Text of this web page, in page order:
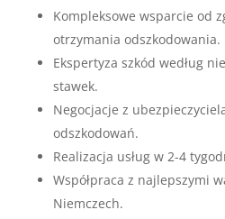
Kompleksowe wsparcie od
otrzymania odszkodowania.
Ekspertyza szkód według
stawek.
Negocjacje z
odszkodowań.
Realizacja usług w 2-4
Współpraca z najlepszymi
Niemczech.